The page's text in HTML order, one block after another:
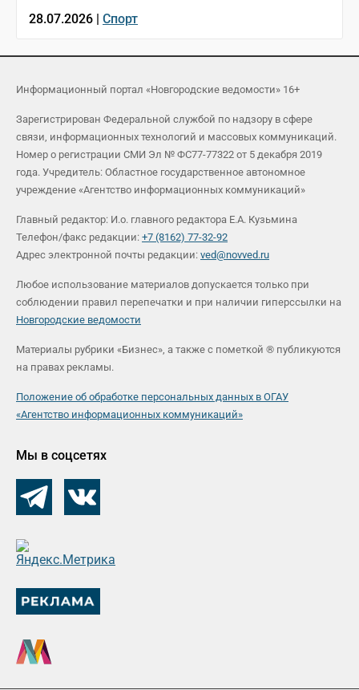
28.07.2026 | Спорт
Информационный портал «Новгородские ведомости» 16+
Зарегистрирован Федеральной службой по надзору в сфере
связи, информационных технологий и массовых коммуникаций.
Номер о регистрации СМИ Эл № ФС77-77322 от 5 декабря 2019
года. Учредитель: Областное государственное автономное
учреждение «Агентство информационных коммуникаций»
Главный редактор: И.о. главного редактора Е.А. Кузьмина
Телефон/факс редакции: +7 (8162) 77-32-92
Адрес электронной почты редакции: ved@novved.ru
Любое использование материалов допускается только при
соблюдении правил перепечатки и при наличии гиперссылки на
Новгородские ведомости
Материалы рубрики «Бизнес», а также с пометкой ® публикуются
на правах рекламы.
Положение об обработке персональных данных в ОГАУ
«Агентство информационных коммуникаций»
Мы в соцсетях